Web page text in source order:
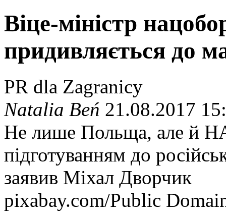
Віце-міністр
придивляється до
PR dla Zagranicy
Natalia Beń 21.08.2017
Не лише Польща, але й
підготуванням до
заявив Міхал Дворчик
pixabay.com/Public